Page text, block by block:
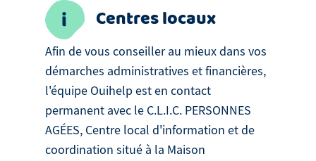
Centres locaux
Afin de vous conseiller au mieux dans vos
démarches administratives et financières,
l'équipe Ouihelp est en contact
permanent avec le C.L.I.C. PERSONNES
AGÉES, Centre local d'information et de
coordination situé à la Maison